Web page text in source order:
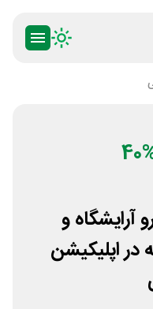
آرایشگاه و
در اپلیکیشن